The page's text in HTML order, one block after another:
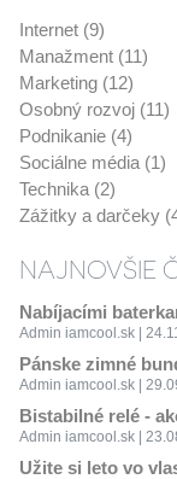
Internet (9)
Manažment (11)
Marketing (12)
Osobný rozvoj (11)
Podnikanie (4)
Sociálne média (1)
Technika (2)
Zážitky a darčeky
NAJNOVŠIE
Nabíjacími
Admin iamcool.sk |
Pánske zimné
Admin iamcool.sk |
Bistabilné relé -
Admin iamcool.sk |
Užite si leto vo